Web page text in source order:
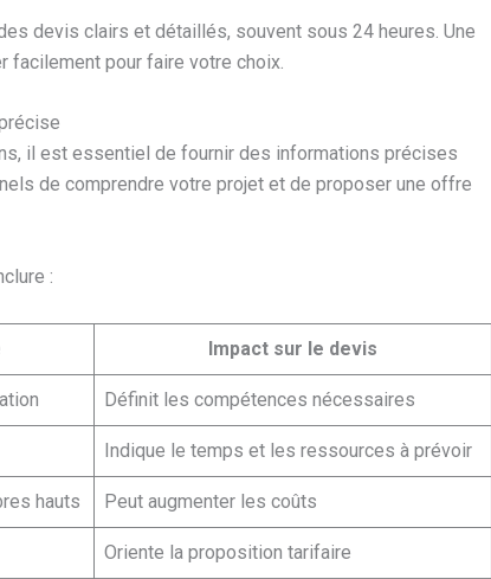
devis clairs et détaillés, souvent sous 24 heures. Une
pour faire votre choix.
il est essentiel de fournir des informations précises
de comprendre votre projet et de proposer une offre
:
Impact sur le devis
Définit les compétences nécessaires
Indique le temps et les ressources à prévoir
hauts Peut augmenter les coûts
Oriente la proposition tarifaire